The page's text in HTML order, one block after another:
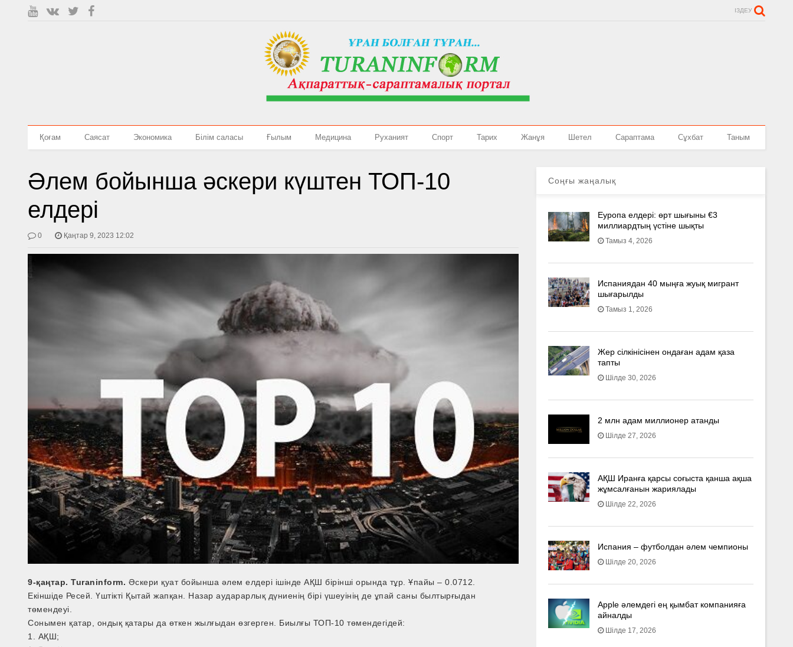
ІЗДЕУ
Қоғам Саясат Экономика Білім саласы Ғылым Медицина Руханият Спорт Тарих Жанұя Шетел Сараптама Сұхбат Таным
Әлем бойынша әскери күштен ТОП-10
елдері
0 Қаңтар 9, 2023 12:02
9-қаңтар. Turaninform. Әскери қуат бойынша әлем елдері ішінде АҚШ бірінші орында тұр. Ұпайы – 0.0712.
Екіншіде Ресей. Үштікті Қытай жапқан. Назар аударарлық дүниенің бірі үшеуінің де ұпай саны былтырғыдан
төмендеуі.
Сонымен қатар, ондық қатары да өткен жылғыдан өзгерген. Биылғы ТОП-10 төмендегідей:
1. АҚШ;
Соңғы жаңалық
Еуропа елдері: өрт шығыны €3
миллиардтың үстіне шықты
Тамыз 4, 2026
Испаниядан 40 мыңға жуық мигрант
шығарылды
Тамыз 1, 2026
Жер сілкінісінен ондаған адам қаза
тапты
Шілде 30, 2026
2 млн адам миллионер атанды
Шілде 27, 2026
АҚШ Иранға қарсы соғыста қанша ақша
жұмсалғанын жариялады
Шілде 22, 2026
Испания – футболдан әлем чемпионы
Шілде 20, 2026
Apple әлемдегі ең қымбат компанияға
айналды
Шілде 17, 2026